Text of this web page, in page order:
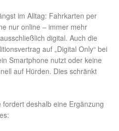
im Alltag: Fahrkarten per
nur online – immer mehr
digital. Auch die
auf „Digital Only“ bei
Smartphone nutzt oder keine
auf Hürden. Dies schränkt
deshalb eine Ergänzung